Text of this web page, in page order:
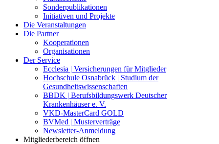
Sonderpublikationen
Initiativen und Projekte
Die Veranstaltungen
Die Partner
Kooperationen
Organisationen
Der Service
Ecclesia | Versicherungen für Mitglieder
Hochschule Osnabrück | Studium der
Gesundheitswissenschaften
BBDK | Berufsbildungswerk Deutscher
Krankenhäuser e. V.
VKD-MasterCard GOLD
BVMed | Musterverträge
Newsletter-Anmeldung
Mitgliederbereich öffnen